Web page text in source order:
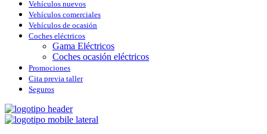
Vehículos nuevos
Vehículos comerciales
Vehículos de ocasión
Coches eléctricos
Gama Eléctricos
Coches ocasión eléctricos
Promociones
Cita previa taller
Seguros